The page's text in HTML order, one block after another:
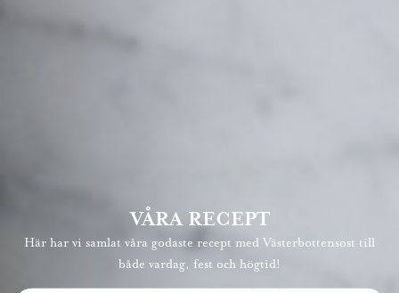
VÅRA RECEPT
Här har vi samlat våra godaste recept med Västerbottensost till
både vardag, fest och högtid!